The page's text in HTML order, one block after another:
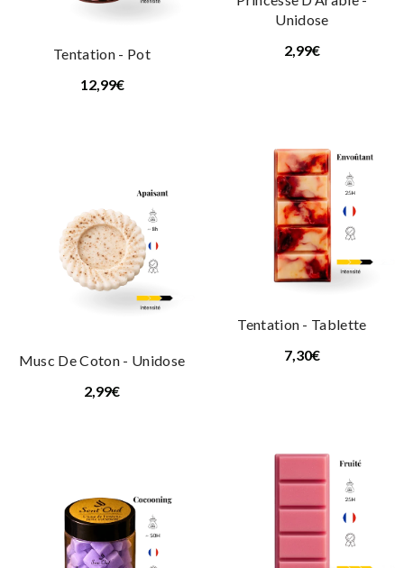
Unidose
2,99€
Tentation - Pot
12,99€
Tentation - Tablette
7,30€
Musc De Coton - Unidose
2,99€